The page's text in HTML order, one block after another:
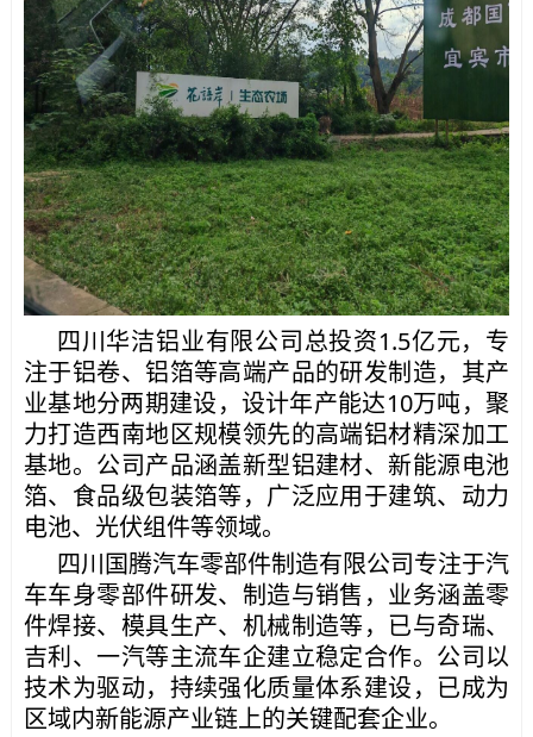
四川华洁铝业有限公司总投资1.5亿元，专
注于铝卷、铝箔等高端产品的研发制造，其产
业基地分两期建设，设计年产能达10万吨，聚
力打造西南地区规模领先的高端铝材精深加工
基地。公司产品涵盖新型铝建材、新能源电池
箔、食品级包装箔等，广泛应用于建筑、动力
电池、光伏组件等领域。
四川国腾汽车零部件制造有限公司专注于汽
车车身零部件研发、制造与销售，业务涵盖零
件焊接、模具生产、机械制造等，已与奇瑞、
吉利、一汽等主流车企建立稳定合作。公司以
技术为驱动，持续强化质量体系建设，已成为
区域内新能源产业链上的关键配套企业。